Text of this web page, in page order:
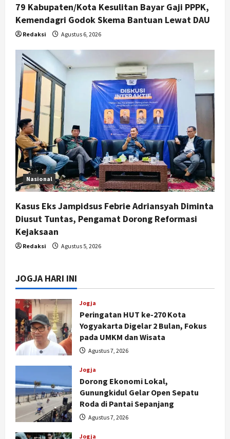
79 Kabupaten/Kota Kesulitan Bayar Gaji PPPK,
Kemendagri Godok Skema Bantuan Lewat DAU
Redaksi Agustus 6, 2026
Nasional
Kasus Eks Jampidsus Febrie Adriansyah Diminta
Diusut Tuntas, Pengamat Dorong Reformasi
Kejaksaan
Redaksi Agustus 5, 2026
JOGJA HARI INI
Jogja
Peringatan HUT ke-270 Kota
Yogyakarta Digelar 2 Bulan, Fokus
pada UMKM dan Wisata
Agustus 7, 2026
Jogja
Dorong Ekonomi Lokal,
Gunungkidul Gelar Open Sepatu
Roda di Pantai Sepanjang
Agustus 7, 2026
Jogja